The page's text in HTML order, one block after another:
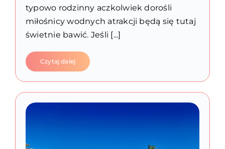
typowo rodzinny aczkolwiek dorośli
miłośnicy wodnych atrakcji będą się tutaj
świetnie bawić. Jeśli [...]
Czytaj dalej